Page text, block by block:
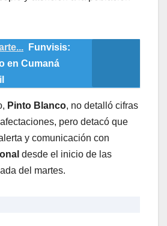
Funvisis:
en Cumaná
Pinto Blanco, no detalló cifras
pero detacó que
y comunicación con
desde el inicio de las
del martes.